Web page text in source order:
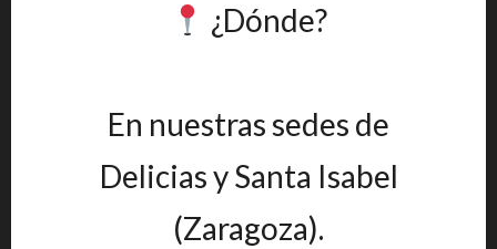
¿Dónde?
En nuestras sedes de
Delicias y Santa Isabel
(Zaragoza).